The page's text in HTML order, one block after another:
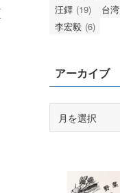
汪鐸 (19) 台湾
李宏毅 (6)
アーカイブ